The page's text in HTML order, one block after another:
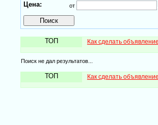
Цена: от
ТОП Как сделать
Поиск не дал результатов...
ТОП Как сделать